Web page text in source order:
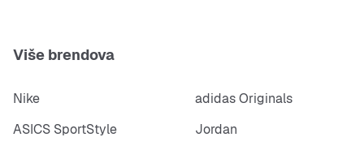
Više brendova
Nike
adidas Originals
ASICS SportStyle
Jordan